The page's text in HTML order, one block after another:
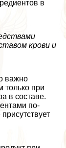
в
крови и
важно
только при
в составе.
по-